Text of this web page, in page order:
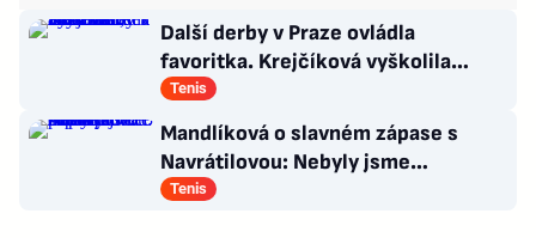
Další derby v Praze ovládla
favoritka. Krejčíková vyškolila
Šalkovou, zbytek Češek ale smutní
Tenis
Mandlíková o slavném zápase s
Navrátilovou: Nebyly jsme
připravené. Příště přiveze dceru
Tenis